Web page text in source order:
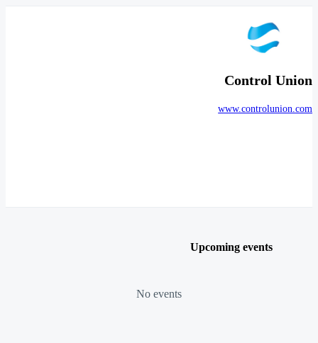
Control Union
www.controlunion.com
Upcoming events
No events